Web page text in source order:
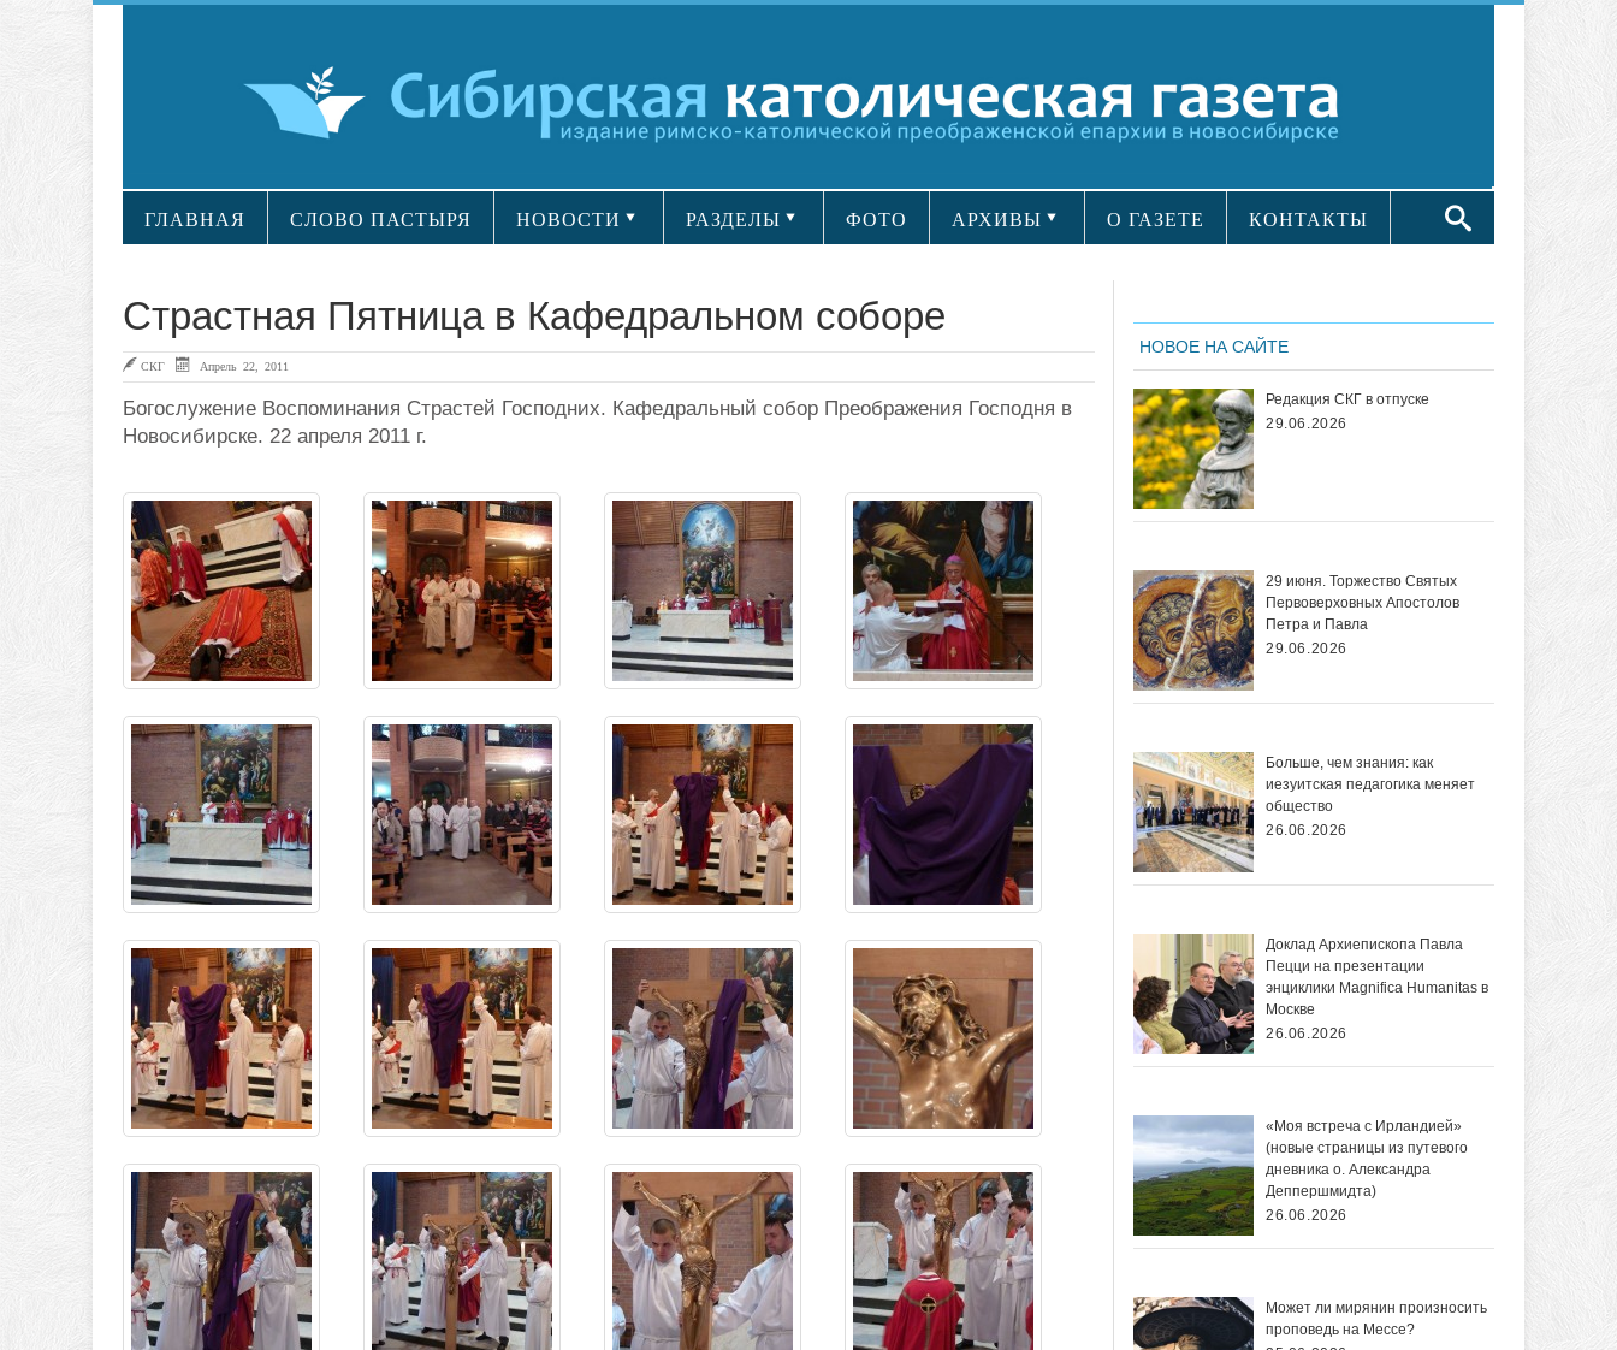
ГЛАВНАЯ СЛОВО ПАСТЫРЯ НОВОСТИ РАЗДЕЛЫ ФОТО АРХИВЫ О ГАЗЕТЕ КОНТАКТЫ
Страстная Пятница в Кафедральном соборе
СКГ Апрель 22, 2011
Богослужение Воспоминания Страстей Господних. Кафедральный собор Преображения Господня в
Новосибирске. 22 апреля 2011 г.
НОВОЕ НА САЙТЕ
Редакция СКГ в отпуске
29.06.2026
29 июня. Торжество Святых
Первоверховных Апостолов
Петра и Павла
29.06.2026
Больше, чем знания: как
иезуитская педагогика меняет
общество
26.06.2026
Доклад Архиепископа Павла
Пецци на презентации
энциклики Magnifica Нumanitas в
Москве
26.06.2026
«Моя встреча с Ирландией»
(новые страницы из путевого
дневника о. Александра
Деппершмидта)
26.06.2026
Может ли мирянин произносить
проповедь на Мессе?